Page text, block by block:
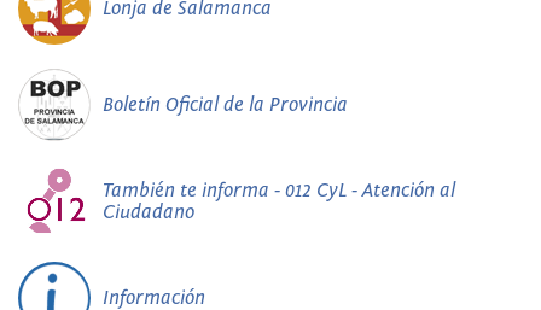
Lonja de Salamanca
Boletín Oficial de la Provincia
También te informa - 012 CyL - Atención al
Ciudadano
Información